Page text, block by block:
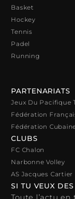
Basket
Hockey
Tennis
Padel
Running
PARTENARIATS
Jeux Du Pacifique
Fédération
Fédération
CLUBS
FC Chalon
Narbonne Volley
AS Jacques Cartier
SI TU VEUX